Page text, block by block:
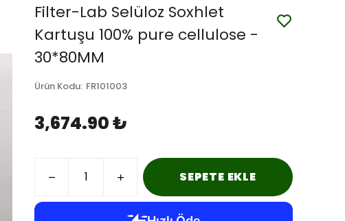
Filter-Lab Selüloz Soxhlet
Kartuşu 100% pure cellulose -
30*80MM
Ürün Kodu: FR101003
3,674.90 ₺
SEPETE EKLE